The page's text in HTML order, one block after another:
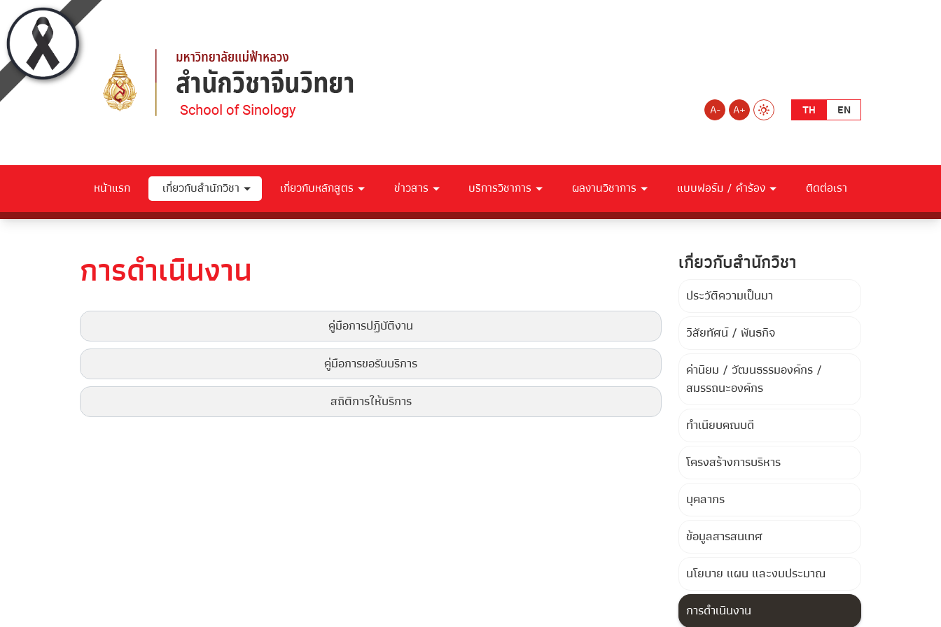
A- A+ TH EN
หน้าแรก เกี่ยวกับสำนักวิชา เกี่ยวกับหลักสูตร ข่าวสาร บริการวิชาการ ผลงานวิชาการ แบบฟอร์ม / คำร้อง ติดต่อเรา
การดำเนินงาน
คู่มือการปฏิบัติงาน
คู่มือการขอรับบริการ
สถิติการให้บริการ
เกี่ยวกับสำนักวิชา
ประวัติความเป็นมา
วิสัยทัศน์ / พันธกิจ
ค่านิยม / วัฒนธรรมองค์กร /
สมรรถนะองค์กร
ทำเนียบคณบดี
โครงสร้างการบริหาร
บุคลากร
ข้อมูลสารสนเทศ
นโยบาย แผน และงบประมาณ
การดำเนินงาน